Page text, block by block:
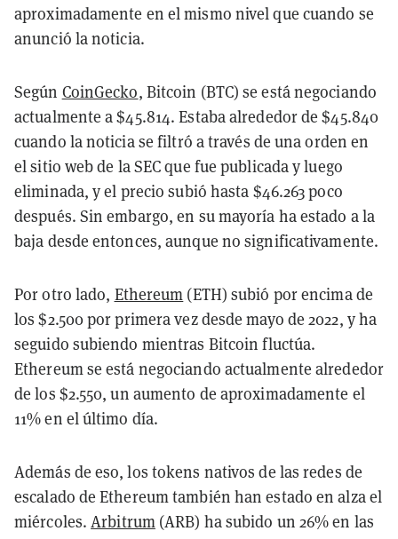
aproximadamente en el mismo nivel que cuando se
anunció la noticia.
Según CoinGecko, Bitcoin (BTC) se está negociando
actualmente a $45.814. Estaba alrededor de $45.840
cuando la noticia se filtró a través de una orden en
el sitio web de la SEC que fue publicada y luego
eliminada, y el precio subió hasta $46.263 poco
después. Sin embargo, en su mayoría ha estado a la
baja desde entonces, aunque no significativamente.
Por otro lado, Ethereum (ETH) subió por encima de
los $2.500 por primera vez desde mayo de 2022, y ha
seguido subiendo mientras Bitcoin fluctúa.
Ethereum se está negociando actualmente alrededor
de los $2.550, un aumento de aproximadamente el
11% en el último día.
Además de eso, los tokens nativos de las redes de
escalado de Ethereum también han estado en alza el
miércoles.Arbitrum(ARB) ha subido un 26% en las